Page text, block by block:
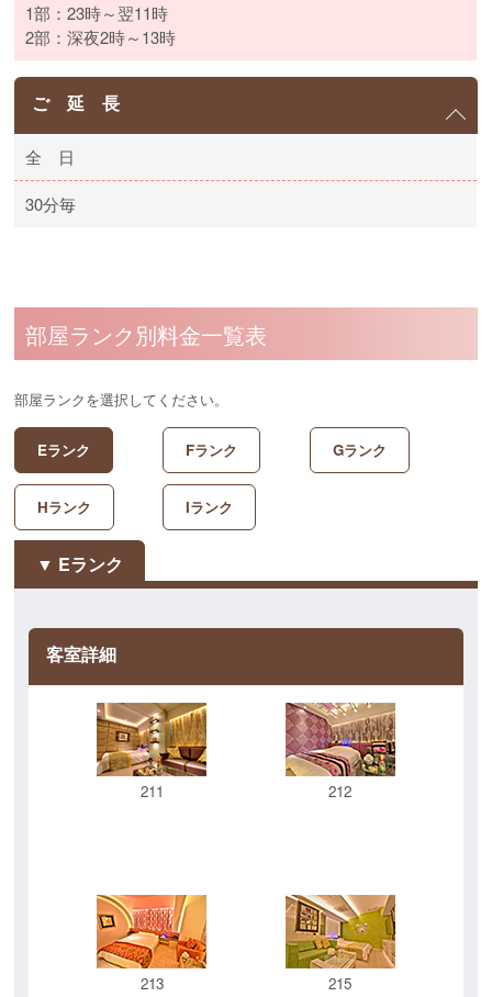
1部：23時～翌11時
2部：深夜2時～13時
ご 延 長
全 日
30分毎
部屋ランク別料金一覧表
部屋ランクを選択してください。
Eランク Fランク Gランク
Hランク Iランク
Eランク
客室詳細
211 212
213 215